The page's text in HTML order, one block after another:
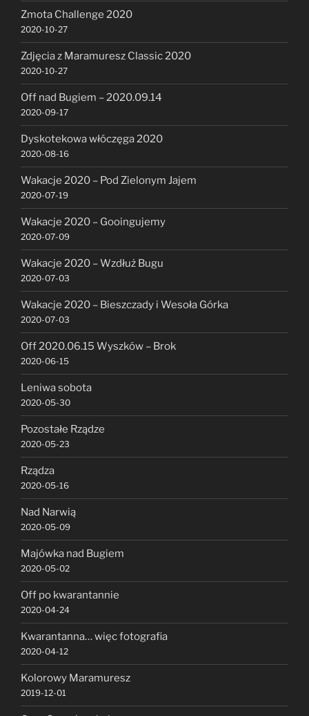
Zmota Challenge 2020
2020-10-27
Zdjęcia z Maramuresz Classic 2020
2020-10-27
Off nad Bugiem – 2020.09.14
2020-09-17
Dyskotekowa włóczęga 2020
2020-08-16
Wakacje 2020 – Pod Zielonym Jajem
2020-07-19
Wakacje 2020 – Gooingujemy
2020-07-09
Wakacje 2020 – Wzdłuż Bugu
2020-07-03
Wakacje 2020 – Bieszczady i Wesoła Górka
2020-07-03
Off 2020.06.15 Wyszków – Brok
2020-06-15
Leniwa sobota
2020-05-30
Pozostałe Rządze
2020-05-23
Rządza
2020-05-16
Nad Narwią
2020-05-09
Majówka nad Bugiem
2020-05-02
Off po kwarantannie
2020-04-24
Kwarantanna… więc fotografia
2020-04-12
Kolorowy Maramuresz
2019-12-01